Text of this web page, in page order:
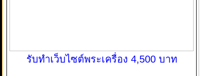
รับทำเว็บไซต์พระเครื่อง 4,500 บาท